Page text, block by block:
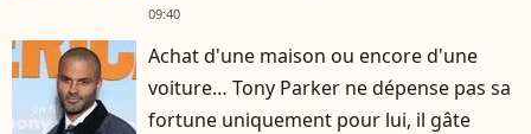
09:40
Achat d'une maison ou encore d'une
voiture… Tony Parker ne dépense pas sa
fortune uniquement pour lui, il gâte